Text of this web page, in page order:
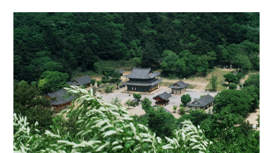
10 고산서원
1 정운유
2 북조선임시인민위원회
3 고려영화협회
4 박훈
5 석왕사 호지문
6 신위
7 완당전집